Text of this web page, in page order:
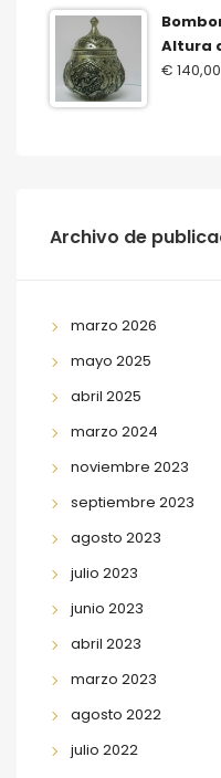
Altura
€ 140,00
Archivo de
marzo 2026
mayo 2025
abril 2025
marzo 2024
noviembre 2023
septiembre 2023
agosto 2023
julio 2023
junio 2023
abril 2023
marzo 2023
agosto 2022
julio 2022